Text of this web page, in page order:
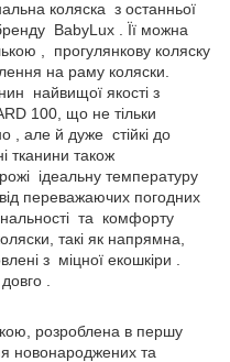
коляска з останньої
BabyLux . Її можна
, прогулянкову коляску
на раму коляски.
найвищої якості з
100, що не тільки
, але й дуже стійкі до
тканини також
ідеальну температуру
переважаючих погодних
та комфорту
такі як напрямна,
з міцної екошкіри .
.
розроблена в першу
новонароджених та